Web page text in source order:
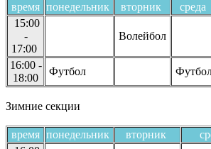
время понедельник вторник среда
15:00
-
17:00
Волейбол
16:00 -
18:00
Футбол
Зимние секции
время понедельник вторник